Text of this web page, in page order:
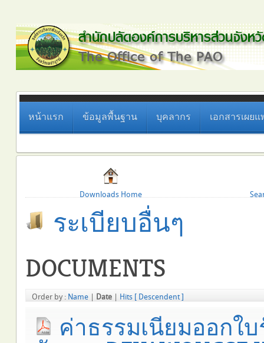
หน้าแรก ข้อมูลพื้นฐาน บุคลากร เอกสารเผยแ
Downloads Home
ระเบียบอื่นๆ
DOCUMENTS
Order by : Name Date Hits [ Descendent ]
ค่าธรรมเนียมออกใ